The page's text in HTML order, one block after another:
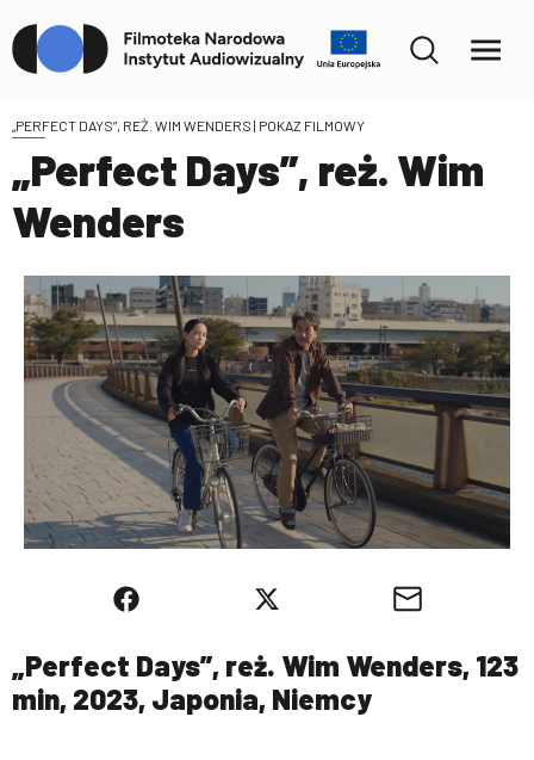
„PERFECT DAYS”, REŻ. WIM WENDERS | POKAZ FILMOWY
„Perfect Days”, reż. Wim
Wenders
„Perfect Days”, reż. Wim Wenders, 123
min, 2023, Japonia, Niemcy